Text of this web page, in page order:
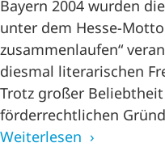
Bayern 2004 wurden
unter dem Hesse-
zusammenlaufen“
diesmal literarischen
Trotz großer
förderrechtlichen
Weiterlesen